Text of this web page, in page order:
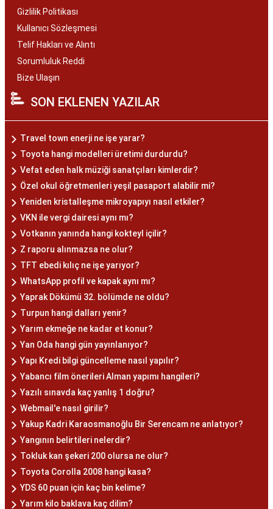
Gizlilik Politikası
Kullanıcı Sözleşmesi
Telif Hakları ve Alıntı
Sorumluluk Reddi
Bize Ulaşın
SON EKLENEN YAZILAR
Travel town enerji ne işe yarar?
Toyota hangi modelleri üretimi durdurdu?
Vefat eden halk müziği sanatçıları kimlerdir?
Özel okul öğretmenleri yeşil pasaport alabilir mi?
Yeniden kristalleşme mikroyapıyı nasıl etkiler?
VKN ile vergi dairesi aynı mı?
Votkanın yanında hangi kokteyl içilir?
Z raporu alınmazsa ne olur?
TFT ebedi kılıç ne işe yarıyor?
WhatsApp profil ve kapak aynı mı?
Yaprak Dökümü 32. bölümde ne oldu?
Turpun hangi dalları yenir?
Yarım ekmeğe ne kadar et konur?
Yan Oda hangi gün yayınlanıyor?
Yapı Kredi bilgi güncelleme nasıl yapılır?
Yabancı film önerileri Alman yapımı hangileri?
Yazılı sınavda kaç yanlış 1 doğru?
Webmail'e nasıl girilir?
Yakup Kadri Karaosmanoğlu Bir Serencam ne anlatıyor?
Yangının belirtileri nelerdir?
Tokluk kan şekeri 200 olursa ne olur?
Toyota Corolla 2008 hangi kasa?
YDS 60 puan için kaç bin kelime?
Yarım kilo baklava kaç dilim?